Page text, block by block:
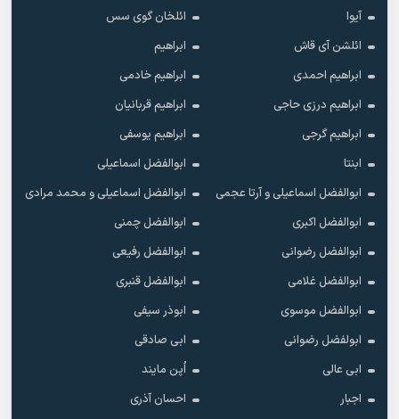
آیوا
ائلخان گوی سس
ائلشن آی قاش
ابراهیم
ابراهیم احمدی
ابراهیم خادمی
ابراهیم درزی حاجی
ابراهیم قربانیان
ابراهیم گرجی
ابراهیم یوسفی
ابنتا
ابوالفضل اسماعیلی
ابوالفضل اسماعیلی و آرتا عجمی
ابوالفضل اسماعیلی و محمد مرادی
ابوالفضل اکبری
ابوالفضل چمنی
ابوالفضل رضوانی
ابوالفضل رفیعی
ابوالفضل غلامی
ابوالفضل قنبری
ابوالفضل موسوی
ابوذر سیفی
ابولفضل رضوانی
ابی صادقی
ابی عالی
اُپن مایند
اجبار
احسان آذری